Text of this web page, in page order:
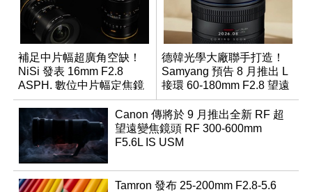
補足中片幅超廣角空缺！
NiSi 發表 16mm F2.8
ASPH. 數位中片幅定焦鏡
德韓光學大廠聯手打造！
Samyang 預告 8 月推出 L
接環 60-180mm F2.8 望遠
變焦鏡
Canon 傳將於 9 月推出全新 RF 超
望遠變焦鏡頭 RF 300-600mm
F5.6L IS USM
Tamron 發布 25-200mm F2.8-5.6